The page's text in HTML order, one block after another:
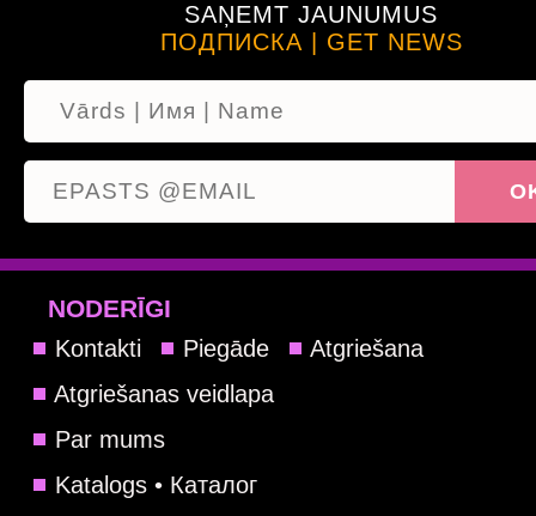
SAŅEMT JAUNUMUS
ПОДПИСКА | GET NEWS
NODERĪGI
Kontakti Piegāde
Atgriešana
Atgriešanas veidlapa
Par mums
Katalogs • Каталог